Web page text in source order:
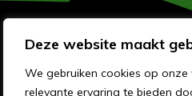
Deze website maakt
We gebruiken cookies op
relevante ervaring te bieden
OVER MEMO